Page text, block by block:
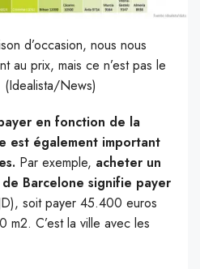
d’occasion, nous nous
au prix, mais ce n’est pas le
(Idealista/News)
en fonction de la
est également important
Par exemple, acheter un
Barcelone signifie payer
soit payer 45.400 euros
C’est la ville avec les